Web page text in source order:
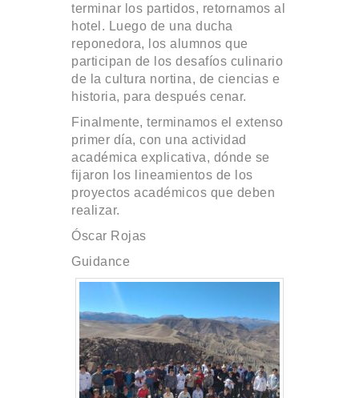
terminar los partidos, retornamos al
hotel. Luego de una ducha
reponedora, los alumnos que
participan de los desafíos culinario
de la cultura nortina, de ciencias e
historia, para después cenar.
Finalmente, terminamos el extenso
primer día, con una actividad
académica explicativa, dónde se
fijaron los lineamientos de los
proyectos académicos que deben
realizar.
Óscar Rojas
Guidance